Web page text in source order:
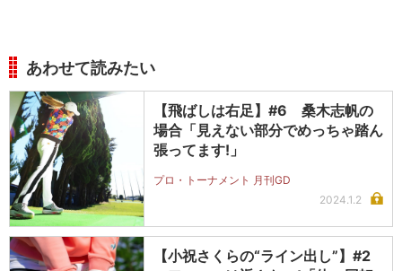
あわせて読みたい
【飛ばしは右足】#6 桑木志帆の
場合「見えない部分でめっちゃ踏ん
張ってます!」
プロ・トーナメント 月刊GD
2024.1.2
【小祝さくらの“ライン出し”】#2